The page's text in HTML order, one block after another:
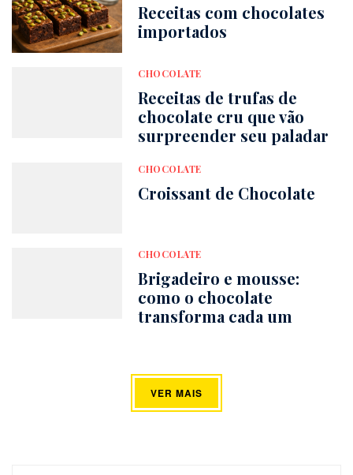
Receitas com chocolates
importados
CHOCOLATE
Receitas de trufas de
chocolate cru que vão
surpreender seu paladar
CHOCOLATE
Croissant de Chocolate
CHOCOLATE
Brigadeiro e mousse:
como o chocolate
transforma cada um
VER MAIS